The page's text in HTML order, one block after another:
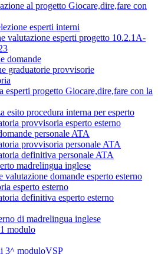
al progetto Giocare,dire,fare con
esperti interni
valutazione esperti progetto 10.2.1A-
domande
graduatorie provvisorie
esperti progetto Giocare,dire,fare con la
esito procedura interna per esperto
provvisoria esperto esterno
personale ATA
provvisoria personale ATA
definitiva personale ATA
madrelingua inglese
valutazione domande esperto esterno
esperto esterno
definitiva esperto esterno
di madrelingua inglese
modulo
3^ moduloVSP